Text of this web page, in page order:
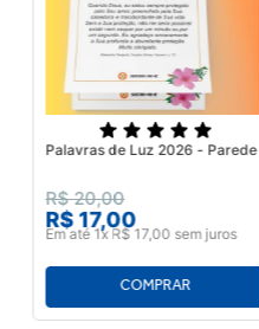
Palavras de Luz 2026 - Parede
R$ 20,00
R$ 17,00
Em até 1x R$ 17,00 sem juros